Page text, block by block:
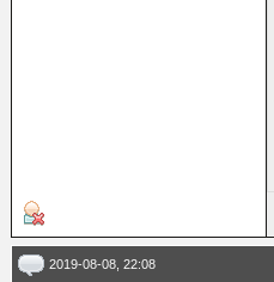
2019-08-08, 22:08